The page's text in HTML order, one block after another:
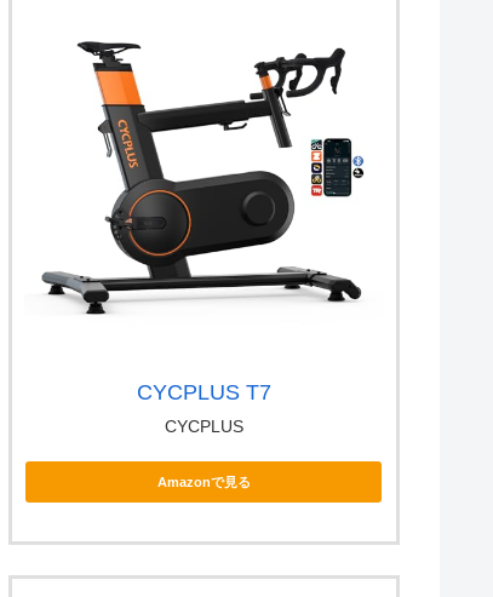
CYCPLUS T7
CYCPLUS
Amazonで見る